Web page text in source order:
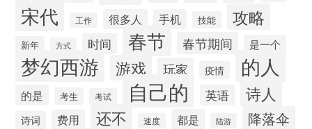
宋代 工作 很多人 手机 技能 攻略
新年 方式 时间 春节 春节期间 是一个
梦幻西游 游戏 玩家 疫情 的人
的是 考生 考试 自己的 英语 诗人
诗词 费用 还不 速度 都是 陆游 降落伞